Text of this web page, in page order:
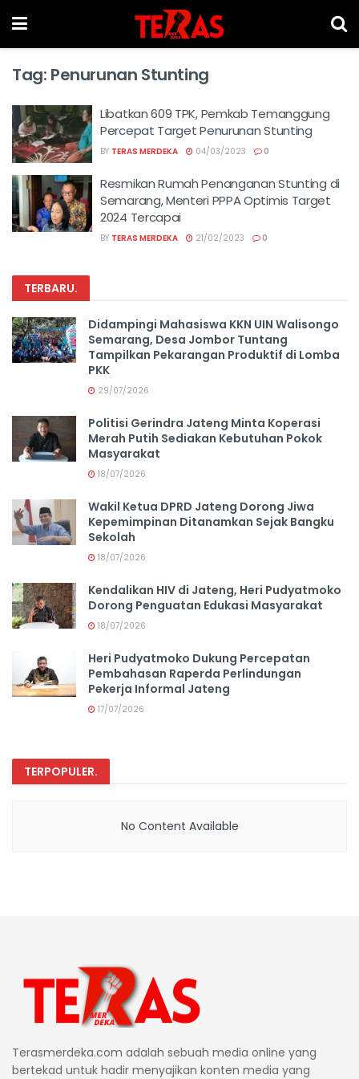
Tag: Penurunan Stunting
Libatkan 609 TPK, Pemkab Temanggung
Percepat Target Penurunan Stunting
BY TERAS MERDEKA 04/03/2023 0
Resmikan Rumah Penanganan Stunting di
Semarang, Menteri PPPA Optimis Target
2024 Tercapai
BY TERAS MERDEKA 21/02/2023 0
TERBARU.
Didampingi Mahasiswa KKN UIN Walisongo
Semarang, Desa Jombor Tuntang
Tampilkan Pekarangan Produktif di Lomba
PKK
29/07/2026
Politisi Gerindra Jateng Minta Koperasi
Merah Putih Sediakan Kebutuhan Pokok
Masyarakat
18/07/2026
Wakil Ketua DPRD Jateng Dorong Jiwa
Kepemimpinan Ditanamkan Sejak Bangku
Sekolah
18/07/2026
Kendalikan HIV di Jateng, Heri Pudyatmoko
Dorong Penguatan Edukasi Masyarakat
18/07/2026
Heri Pudyatmoko Dukung Percepatan
Pembahasan Raperda Perlindungan
Pekerja Informal Jateng
17/07/2026
TERPOPULER.
No Content Available
Terasmerdeka.com adalah sebuah media online yang
bertekad untuk hadir menyajikan konten media yang